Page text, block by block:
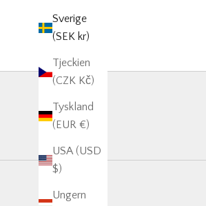
Sverige
(SEK kr)
Tjeckien
(CZK Kč)
Tyskland
(EUR €)
USA (USD
$)
Ungern